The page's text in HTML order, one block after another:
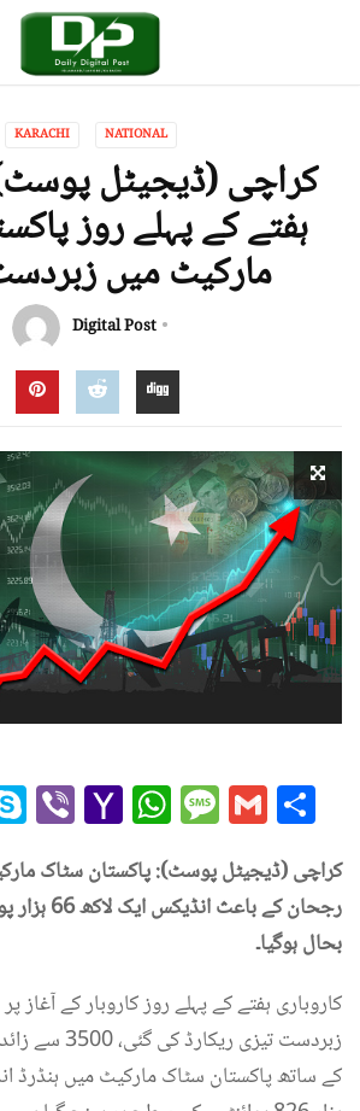
KARACHI NATIONAL
کراچی (ڈیجیٹل
ہفتے کے پہلے روز
مارکیٹ میں
Digital Post
Skype
ViberYahoo
Mail
کراچی (ڈیجیٹل پوسٹ): پاکستان سٹاک
رجحان کے
بحال ہوگیا۔
کاروباری ہفتے کے پہلے روز کاروبار کے
زبردست تیزی